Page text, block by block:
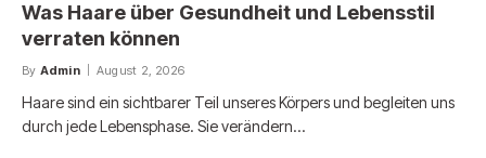
Was Haare über Gesundheit und Lebensstil
verraten können
By Admin August 2, 2026
Haare sind ein sichtbarer Teil unseres Körpers und begleiten uns
durch jede Lebensphase. Sie verändern…